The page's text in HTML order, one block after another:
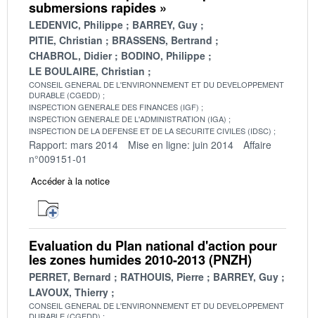
submersions rapides »
LEDENVIC, Philippe
BARREY, Guy
PITIE, Christian
BRASSENS, Bertrand
CHABROL, Didier
BODINO, Philippe
LE BOULAIRE, Christian
CONSEIL GENERAL DE L'ENVIRONNEMENT ET DU DEVELOPPEMENT
DURABLE (CGEDD)
INSPECTION GENERALE DES FINANCES (IGF)
INSPECTION GENERALE DE L'ADMINISTRATION (IGA)
INSPECTION DE LA DEFENSE ET DE LA SECURITE CIVILES (IDSC)
Rapport: mars 2014 Mise en ligne: juin 2014
Affaire
n°009151-01
Accéder à la notice
Evaluation du Plan national d'action pour
les zones humides 2010-2013 (PNZH)
PERRET, Bernard RATHOUIS, Pierre
BARREY, Guy
LAVOUX, Thierry
CONSEIL GENERAL DE L'ENVIRONNEMENT ET DU DEVELOPPEMENT